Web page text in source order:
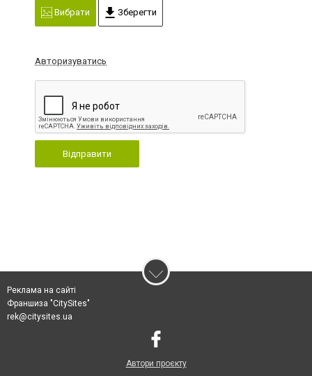
Вибрати
Зберегти
Авторизуватись
Відправити
Реклама на сайті
Франшиза "CitySites"
rek@citysites.ua
Автори проєкту